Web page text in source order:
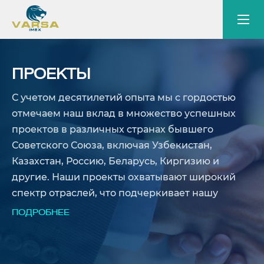
ПРОЕКТЫ
С учетом десятилетий опыта мы с гордостью
отмечаем наш вклад в множество успешных
проектов в различных странах бывшего
Советского Союза, включая Узбекистан,
Казахстан, Россию, Беларусь, Киргизию и
другие. Наши проекты охватывают широкий
спектр отраслей, что подчеркивает нашу
многогранную экспертизу и способность к
адаптации к различным условиям.
В каждом из этих секторов, где необходимо
ПОДРОБНЕЕ